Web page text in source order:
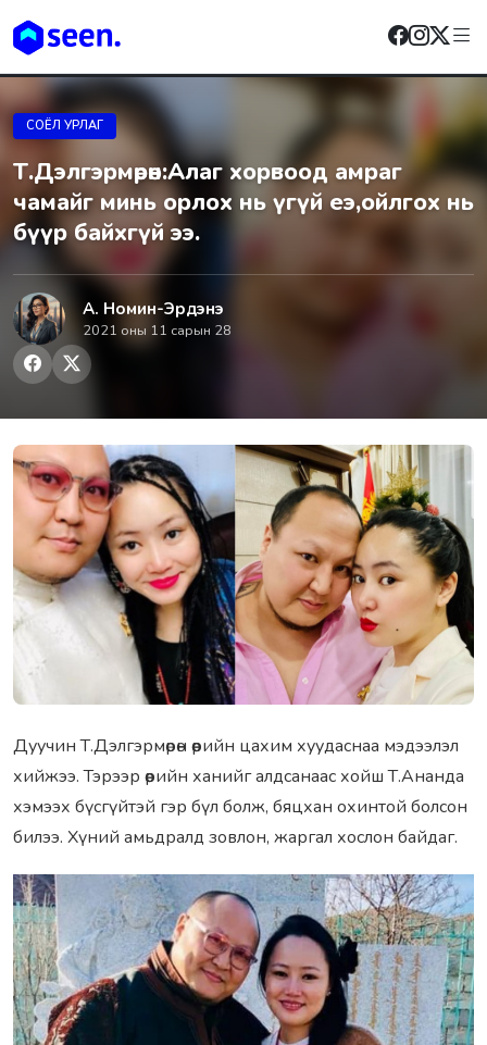
СОЁЛ УРЛАГ
Т.Дэлгэрмөрөн:Алаг хорвоод амраг
чамайг минь орлох нь үгүй еэ,ойлгох нь
бүүр байхгүй ээ.
А. Номин-Эрдэнэ
2021 оны 11 сарын 28
Дуучин Т.Дэлгэрмөрөн өөрийн цахим хуудаснаа мэдээлэл
хийжээ. Тэрээр өөрийн ханийг алдсанаас хойш Т.Ананда
хэмээх бүсгүйтэй гэр бүл болж, бяцхан охинтой болсон
билээ. Хүний амьдралд зовлон, жаргал хослон байдаг.